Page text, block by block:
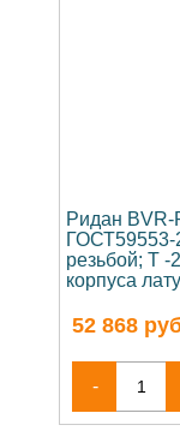
Ридан
ГОСТ59553-
резьбой; Т -
корпуса
52 868
-